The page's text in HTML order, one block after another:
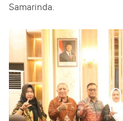
Samarinda.